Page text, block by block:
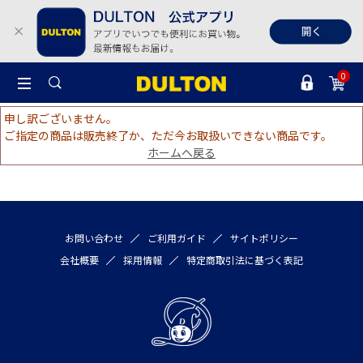
0
申し訳ございません。
ご指定の商品は販売終了か、ただ今お取扱いできない商品です。
ホームへ戻る
お問い合わせ ご利用ガイド
サイトポリシー
会社概要
採用情報 特定商取引法に基づく表記